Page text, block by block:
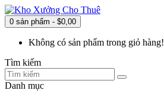
0 sản phẩm - $0,00
Không có sản phẩm trong giỏ hàng!
Tìm kiếm
Danh mục